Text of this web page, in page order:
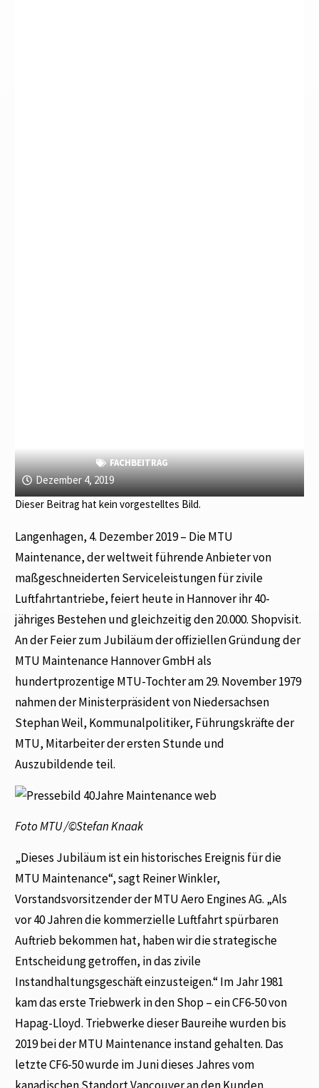
FACHBEITRAG
Dezember 4, 2019
Dieser Beitrag hat kein vorgestelltes Bild.
Langenhagen, 4. Dezember 2019 – Die MTU
Maintenance, der weltweit führende Anbieter von
maßgeschneiderten Serviceleistungen für zivile
Luftfahrtantriebe, feiert heute in Hannover ihr 40-
jähriges Bestehen und gleichzeitig den 20.000. Shopvisit.
An der Feier zum Jubiläum der offiziellen Gründung der
MTU Maintenance Hannover GmbH als
hundertprozentige MTU-Tochter am 29. November 1979
nahmen der Ministerpräsident von Niedersachsen
Stephan Weil, Kommunalpolitiker, Führungskräfte der
MTU, Mitarbeiter der ersten Stunde und
Auszubildende teil.
Foto MTU /©Stefan Knaak
„Dieses Jubiläum ist ein historisches Ereignis für die
MTU Maintenance“, sagt Reiner Winkler,
Vorstandsvorsitzender der MTU Aero Engines AG. „Als
vor 40 Jahren die kommerzielle Luftfahrt spürbaren
Auftrieb bekommen hat, haben wir die strategische
Entscheidung getroffen, in das zivile
Instandhaltungsgeschäft einzusteigen.“ Im Jahr 1981
kam das erste Triebwerk in den Shop – ein CF6-50 von
Hapag-Lloyd. Triebwerke dieser Baureihe wurden bis
2019 bei der MTU Maintenance instand gehalten. Das
letzte CF6-50 wurde im Juni dieses Jahres vom
kanadischen Standort Vancouver an den Kunden